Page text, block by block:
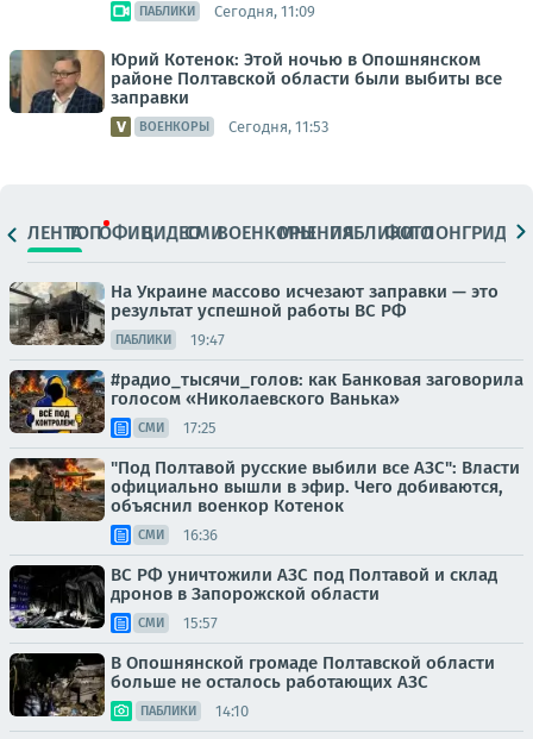
ПАБЛИКИ Сегодня, 11:09
Юрий Котенок: Этой ночью в Опошнянском
районе Полтавской области были выбиты все
заправки
ВОЕНКОРЫ Сегодня, 11:53
ЛЕНТАТОПОФИЦ.ВИДЕОСМИВОЕНКОРЫМНЕНИЯПАБЛИКИ
ФОТОЛОНГРИДЫ
На Украине массово исчезают заправки — это
результат успешной работы ВС РФ
ПАБЛИКИ 19:47
#радио_тысячи_голов: как Банковая заговорила
голосом «Николаевского Ванька»
СМИ 17:25
"Под Полтавой русские выбили все АЗС": Власти
официально вышли в эфир. Чего добиваются,
объяснил военкор Котенок
СМИ 16:36
ВС РФ уничтожили АЗС под Полтавой и склад
дронов в Запорожской области
СМИ 15:57
В Опошнянской громаде Полтавской области
больше не осталось работающих АЗС
ПАБЛИКИ 14:10